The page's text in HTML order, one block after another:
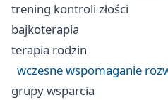
trening kontroli złości
bajkoterapia
terapia rodzin
wczesne wspomaganie
grupy wsparcia